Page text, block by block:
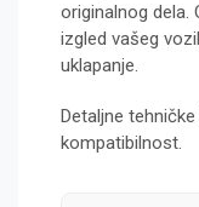
originalnog dela.
izgled vašeg
uklapanje.
Detaljne
kompatibilnost.